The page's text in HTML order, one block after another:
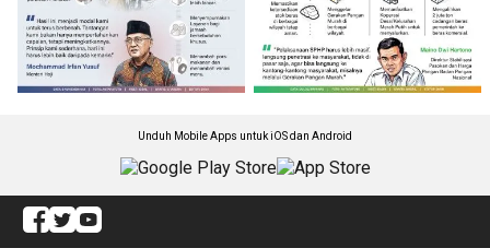
Unduh Mobile Apps untuk iOS dan Android